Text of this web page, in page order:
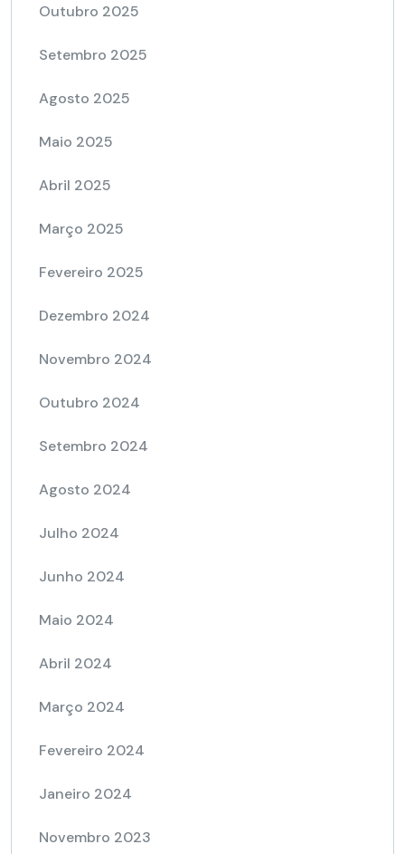
Outubro 2025
Setembro 2025
Agosto 2025
Maio 2025
Abril 2025
Março 2025
Fevereiro 2025
Dezembro 2024
Novembro 2024
Outubro 2024
Setembro 2024
Agosto 2024
Julho 2024
Junho 2024
Maio 2024
Abril 2024
Março 2024
Fevereiro 2024
Janeiro 2024
Novembro 2023